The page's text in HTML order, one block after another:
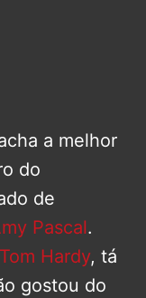
a melhor
do
de
Pascal.
Tom Hardy, tá
gostou do